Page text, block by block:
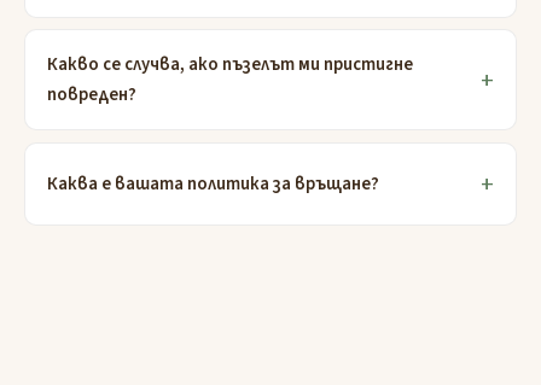
Какво се случва, ако пъзелът ми пристигне
повреден?
Каква е вашата политика за връщане?